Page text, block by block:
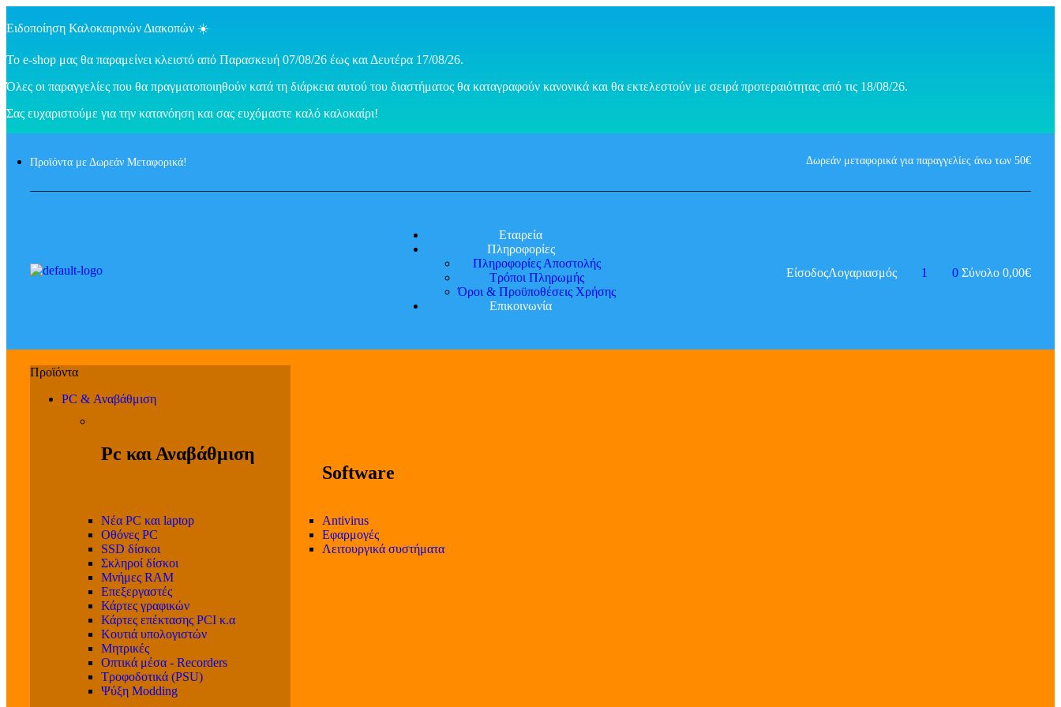
Ειδοποίηση Καλοκαιρινών Διακοπών ☀️
Το e-shop μας θα παραμείνει κλειστό από Παρασκευή 07/08/26 έως και Δευτέρα 17/08/26.
Όλες οι παραγγελίες που θα πραγματοποιηθούν κατά τη διάρκεια αυτού του διαστήματος θα καταγραφούν κανονικά και θα εκτελεστούν με σειρά προτεραιότητας από τις 18/08/26.
Σας ευχαριστούμε για την κατανόηση και σας ευχόμαστε καλό καλοκαίρι!
Προϊόντα με Δωρεάν Μεταφορικά! Δωρεάν μεταφορικά για παραγγελίες άνω των 50€
Εταιρεία
Πληροφορίες
Πληροφορίες Αποστολής
Τρόποι Πληρωμής
Όροι & Προϋποθέσεις Χρήσης
Επικοινωνία
ΕίσοδοςΛογαριασμός 1 0 Σύνολο 0,00€
PC & Αναβάθμιση
Pc και Αναβάθμιση
Software
Νέα PC και laptop
Οθόνες PC
SSD δίσκοι
Σκληροί δίσκοι
Μνήμες RAM
Επεξεργαστές
Κάρτες γραφικών
Κάρτες επέκτασης PCI κ.α
Κουτιά υπολογιστών
Μητρικές
Οπτικά μέσα - Recorders
Τροφοδοτικά (PSU)
Ψύξη Modding
Antivirus
Εφαρμογές
Λειτουργικά συστήματα